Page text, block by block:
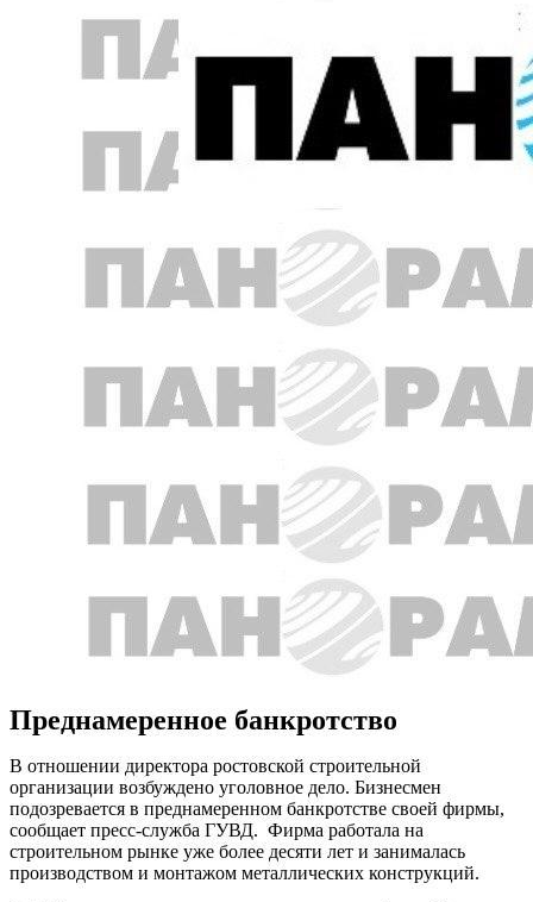
Преднамеренное банкротство
В отношении директора ростовской строительной
организации возбуждено уголовное дело. Бизнесмен
подозревается в преднамеренном банкротстве своей фирмы,
сообщает пресс-служба ГУВД. Фирма работала на
строительном рынке уже более десяти лет и занималась
производством и монтажом металлических конструкций.